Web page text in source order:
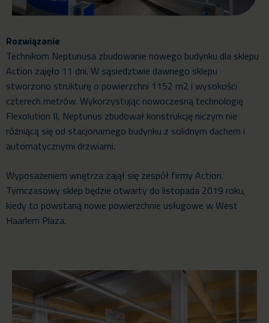
Rozwiązanie
Technikom Neptunusa zbudowanie nowego budynku dla sklepu
Action zajęło 11 dni. W sąsiedztwie dawnego sklepu
stworzono strukturę o powierzchni 1152 m2 i wysokości
czterech metrów. Wykorzystując nowoczesną technologię
Flexolution II, Neptunus zbudował konstrukcję niczym nie
różniącą się od stacjonarnego budynku z solidnym dachem i
automatycznymi drzwiami.
Wyposażeniem wnętrza zajął się zespół firmy Action.
Tymczasowy sklep będzie otwarty do listopada 2019 roku,
kiedy to powstaną nowe powierzchnie usługowe w West
Haarlem Plaza.